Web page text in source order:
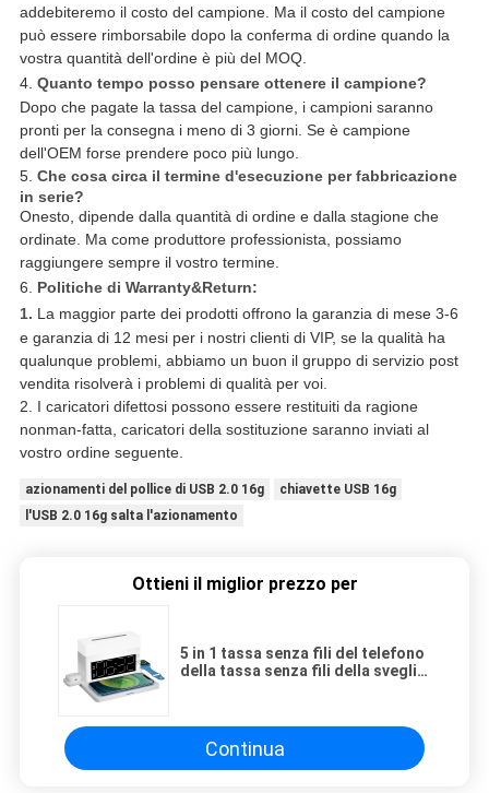
addebiteremo il costo del campione. Ma il costo del campione
può essere rimborsabile dopo la conferma di ordine quando la
vostra quantità dell'ordine è più del MOQ.
4. Quanto tempo posso pensare ottenere il campione?
Dopo che pagate la tassa del campione, i campioni saranno
pronti per la consegna i meno di 3 giorni. Se è campione
dell'OEM forse prendere poco più lungo.
5. Che cosa circa il termine d'esecuzione per fabbricazione
in serie?
Onesto, dipende dalla quantità di ordine e dalla stagione che
ordinate. Ma come produttore professionista, possiamo
raggiungere sempre il vostro termine.
6. Politiche di Warranty&Return:
1. La maggior parte dei prodotti offrono la garanzia di mese 3-6
e garanzia di 12 mesi per i nostri clienti di VIP, se la qualità ha
qualunque problemi, abbiamo un buon il gruppo di servizio post
vendita risolverà i problemi di qualità per voi.
2. I caricatori difettosi possono essere restituiti da ragione
nonman-fatta, caricatori della sostituzione saranno inviati al
vostro ordine seguente.
azionamenti del pollice di USB 2.0 16g
chiavette USB 16g
l'USB 2.0 16g salta l'azionamento
Ottieni il miglior prezzo per
5 in 1 tassa senza fili del telefono
della tassa senza fili della sveglia
Continua